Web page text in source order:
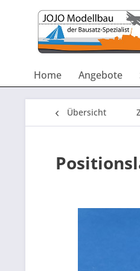
Home Angebote
Übersicht